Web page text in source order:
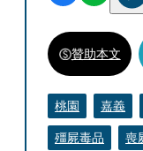
贊助本文
桃園 嘉義
殭屍毒品
喪